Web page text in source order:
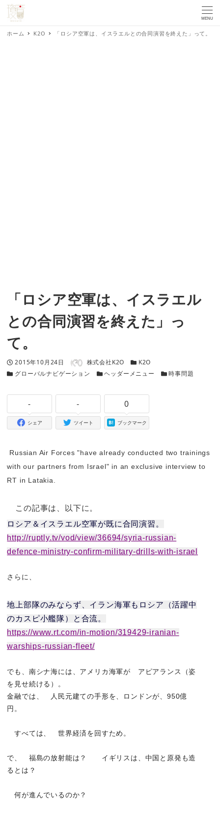
MENU
ホーム K2O 「ロシア空軍は、イスラエルとの合同演習を終えた」って。
「ロシア空軍は、イスラエル
との合同演習を終えた」っ
て。
投稿日
2015年10月24日 著者 株式会社K2O カテゴリー
K2O
カテゴリー
グローバルナビゲーション カテゴリー
ヘッダーメニュー カテゴリー
時事問題
-
シェア
-
ツイート
0
ブックマーク
Russian Air Forces "have already conducted two trainings
with our partners from Israel" in an exclusive interview to
RT in Latakia.
この記事は、以下に。
ロシア＆イスラエル空軍が既に合同演習。
http://ruptly.tv/vod/view/36694/syria-russian-
defence-ministry-confirm-military-drills-with-israel
さらに、
地上部隊のみならず、イラン海軍もロシア（活躍中
のカスピ小艦隊）と合流。
https://www.rt.com/in-motion/319429-iranian-
warships-russian-fleet/
でも、南シナ海には、アメリカ海軍が アピアランス（姿
を見せ続ける）。
金融では、 人民元建ての手形を、ロンドンが、950億
円。
すべては、 世界経済を回すため。
で、 福島の放射能は？ イギリスは、中国と原発も造
るとは？
何が進んでいるのか？